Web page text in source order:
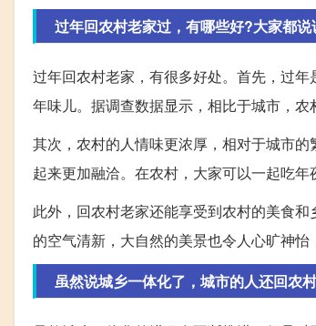
过年回农村老家过，有哪些好?大家都说
过年回农村老家，有很多好处。首先，过
年味儿。据调查数据显示，相比于城市，农
其次，农村的人情味更浓厚，相对于城市
起来更加融洽。在农村，大家可以一起吃年
此外，回农村老家还能享受到农村的美食
的空气清新，大自然的美景也令人心旷神怡
虽然说城乡一体化了，城市的人还回农